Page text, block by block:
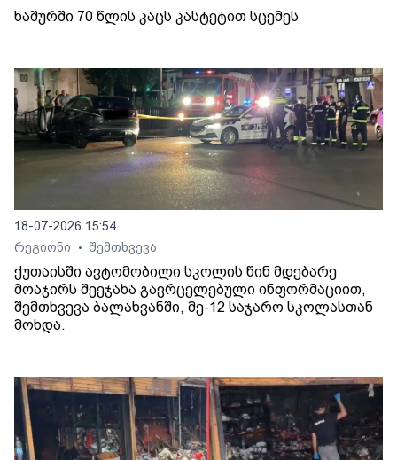
ხაშურში 70 წლის კაცს კასტეტით სცემეს
18-07-2026 15:54
რეგიონი
• შემთხვევა
ქუთაისში ავტომობილი სკოლის წინ მდებარე
მოაჯირს შეეჯახა გავრცელებული ინფორმაციით,
შემთხვევა ბალახვანში, მე-12 საჯარო სკოლასთან
მოხდა.